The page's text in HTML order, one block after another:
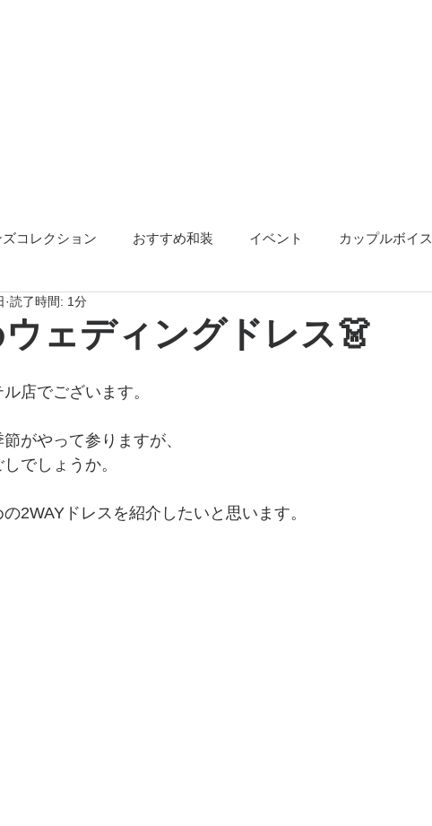
ズコレクション おすすめ和装 イベント カップルボイス
アクセサリー
ェディングドレス👗
読了時間: 1分
店でございます。
がやって参りますが、
でしょうか。
2WAYドレスを紹介したいと思います。